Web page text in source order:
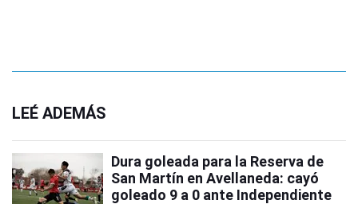
LEÉ ADEMÁS
Dura goleada para la Reserva de
San Martín en Avellaneda: cayó
goleado 9 a 0 ante Independiente